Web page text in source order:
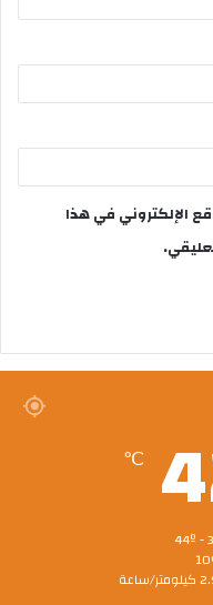
الإلكتروني في هذا
℃
ساعة